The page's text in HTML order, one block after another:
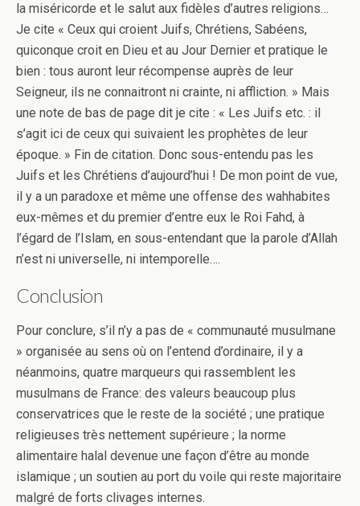
la miséricorde et le salut aux fidèles d’autres religions…
Je cite « Ceux qui croient Juifs, Chrétiens, Sabéens,
quiconque croit en Dieu et au Jour Dernier et pratique le
bien : tous auront leur récompense auprès de leur
Seigneur, ils ne connaitront ni crainte, ni affliction. » Mais
une note de bas de page dit je cite : « Les Juifs etc. : il
s’agit ici de ceux qui suivaient les prophètes de leur
époque. » Fin de citation. Donc sous-entendu pas les
Juifs et les Chrétiens d’aujourd’hui ! De mon point de vue,
il y a un paradoxe et même une offense des wahhabites
eux-mêmes et du premier d’entre eux le Roi Fahd, à
l’égard de l’Islam, en sous-entendant que la parole d’Allah
n’est ni universelle, ni intemporelle….
Conclusion
Pour conclure, s’il n’y a pas de « communauté musulmane
» organisée au sens où on l’entend d’ordinaire, il y a
néanmoins, quatre marqueurs qui rassemblent les
musulmans de France: des valeurs beaucoup plus
conservatrices que le reste de la société ; une pratique
religieuses très nettement supérieure ; la norme
alimentaire halal devenue une façon d’être au monde
islamique ; un soutien au port du voile qui reste majoritaire
malgré de forts clivages internes.